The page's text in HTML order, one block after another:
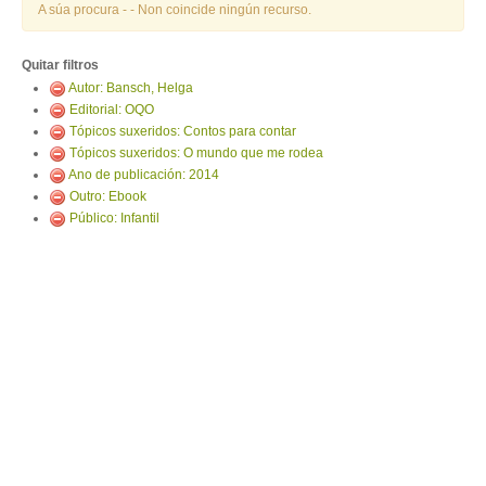
A súa procura - - Non coincide ningún recurso.
Quitar filtros
Autor: Bansch, Helga
Editorial: OQO
Tópicos suxeridos: Contos para contar
Tópicos suxeridos: O mundo que me rodea
Ano de publicación: 2014
Outro: Ebook
Público: Infantil